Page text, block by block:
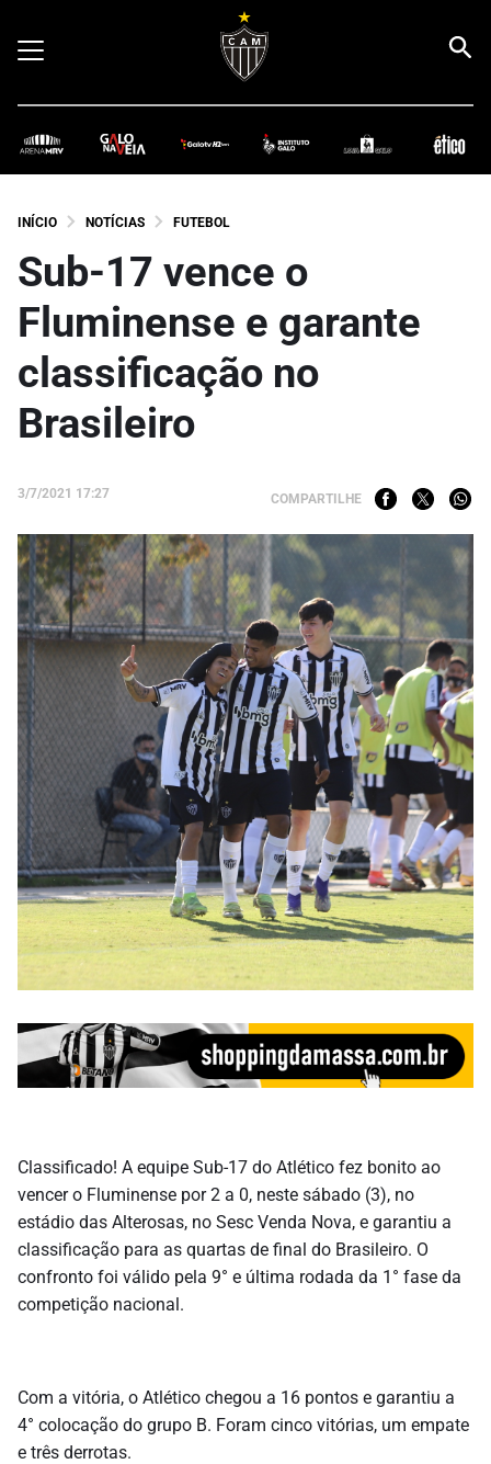
INÍCIO NOTÍCIAS FUTEBOL
Sub-17 vence o
Fluminense e garante
classificação no
Brasileiro
3/7/2021 17:27 COMPARTILHE
Classificado! A equipe Sub-17 do Atlético fez bonito ao
vencer o Fluminense por 2 a 0, neste sábado (3), no
estádio das Alterosas, no Sesc Venda Nova, e garantiu a
classificação para as quartas de final do Brasileiro. O
confronto foi válido pela 9° e última rodada da 1° fase da
competição nacional.
Com a vitória, o Atlético chegou a 16 pontos e garantiu a
4° colocação do grupo B. Foram cinco vitórias, um empate
e três derrotas.